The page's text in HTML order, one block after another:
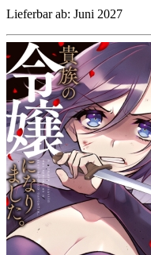
Lieferbar ab: Juni 2027